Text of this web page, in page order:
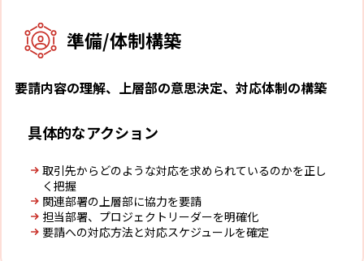
準備/体制構築
要請内容の理解、上層部の意思決定、対応体制の構築
具体的なアクション
取引先からどのような対応を求められているのかを正し
く把握
関連部署の上層部に協力を要請
担当部署、プロジェクトリーダーを明確化
要請への対応方法と対応スケジュールを確定